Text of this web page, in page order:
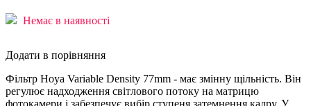
Немає в наявності
Додати в порівняння
Фільтр Hoya Variable Density 77mm - має змінну щільність. Він
регулює надходження світлового потоку на матрицю
фотокамери і забезпечує вибір ступеня затемнення кадру. У